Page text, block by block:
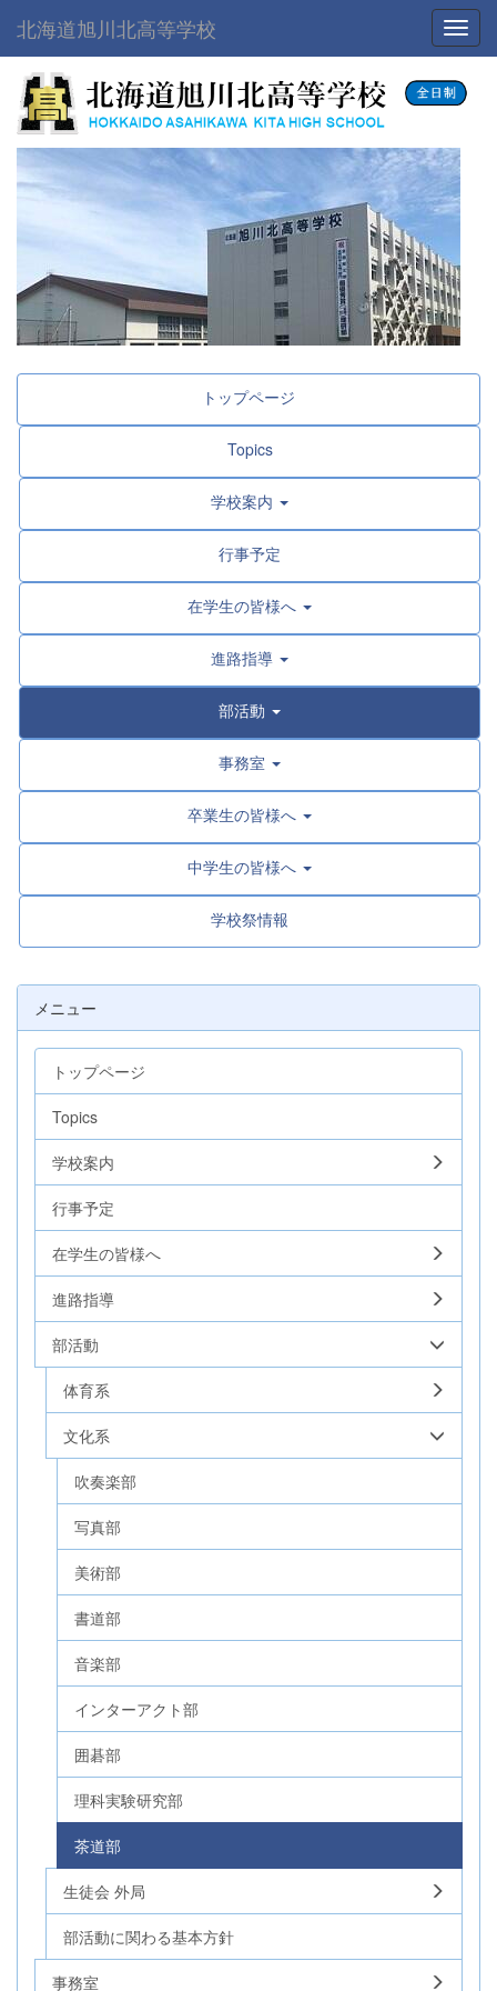
北海道旭川北高等学校
トップページ
Topics
学校案内
行事予定
在学生の皆様へ
進路指導
部活動
事務室
卒業生の皆様へ
中学生の皆様へ
学校祭情報
メニュー
トップページ
Topics
学校案内
行事予定
在学生の皆様へ
進路指導
部活動
体育系
文化系
吹奏楽部
写真部
美術部
書道部
音楽部
インターアクト部
囲碁部
理科実験研究部
茶道部
生徒会 外局
部活動に関わる基本方針
事務室